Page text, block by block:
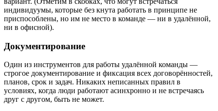
индивидуумы, которые без кнута работать в принципе не
приспособлены, но им не место в команде — ни в удалённой,
ни в офисной).
Документирование
Один из инструментов для работы удалённой команды —
строгое документирование и фиксация всех договорённостей,
планов, срок и задач. Никаких неписанных правил в
условиях, когда люди работают асинхронно и не встречаясь
друг с другом, быть не может.